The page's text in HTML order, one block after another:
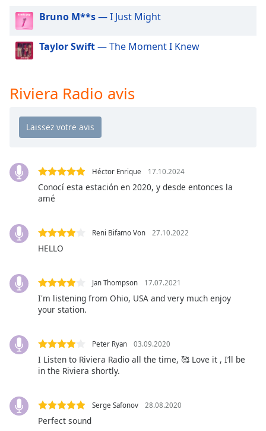
window.
Color
Background
Opacity
Area
Background
Opacity
Size
Style
Bruno M**s— I Just Might
Taylor Swift— The Moment I Knew
Riviera Radio avis
Héctor Enrique 17.10.2024
Conocí esta estación en 2020, y desde entonces la
amé
Reni Bifamo Von 27.10.2022
HELLO
Jan Thompson 17.07.2021
I'm listening from Ohio, USA and very much enjoy
your station.
Peter Ryan 03.09.2020
I Listen to Riviera Radio all the time, 🥰 Love it , I’ll be
in the Riviera shortly.
Serge Safonov 28.08.2020
Perfect sound